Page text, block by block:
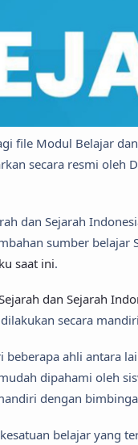
file Modul Belajar
secara resmi oleh
dan Sejarah
sumber belajar
saat ini.
dan Sejarah
secara
beberapa ahli antara
dipahami oleh
dengan
belajar yang